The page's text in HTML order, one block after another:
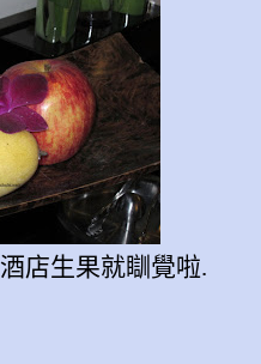
店生果就瞓覺啦.